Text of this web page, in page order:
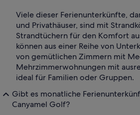
Viele dieser Ferienunterkünfte,
und Privathäuser, sind mit
Strandtüchern für den Komfort
können aus einer Reihe von
von gemütlichen Zimmern mit
Mehrzimmerwohnungen mit
ideal für Familien oder Gruppen.
Gibt es monatliche
Canyamel Golf?